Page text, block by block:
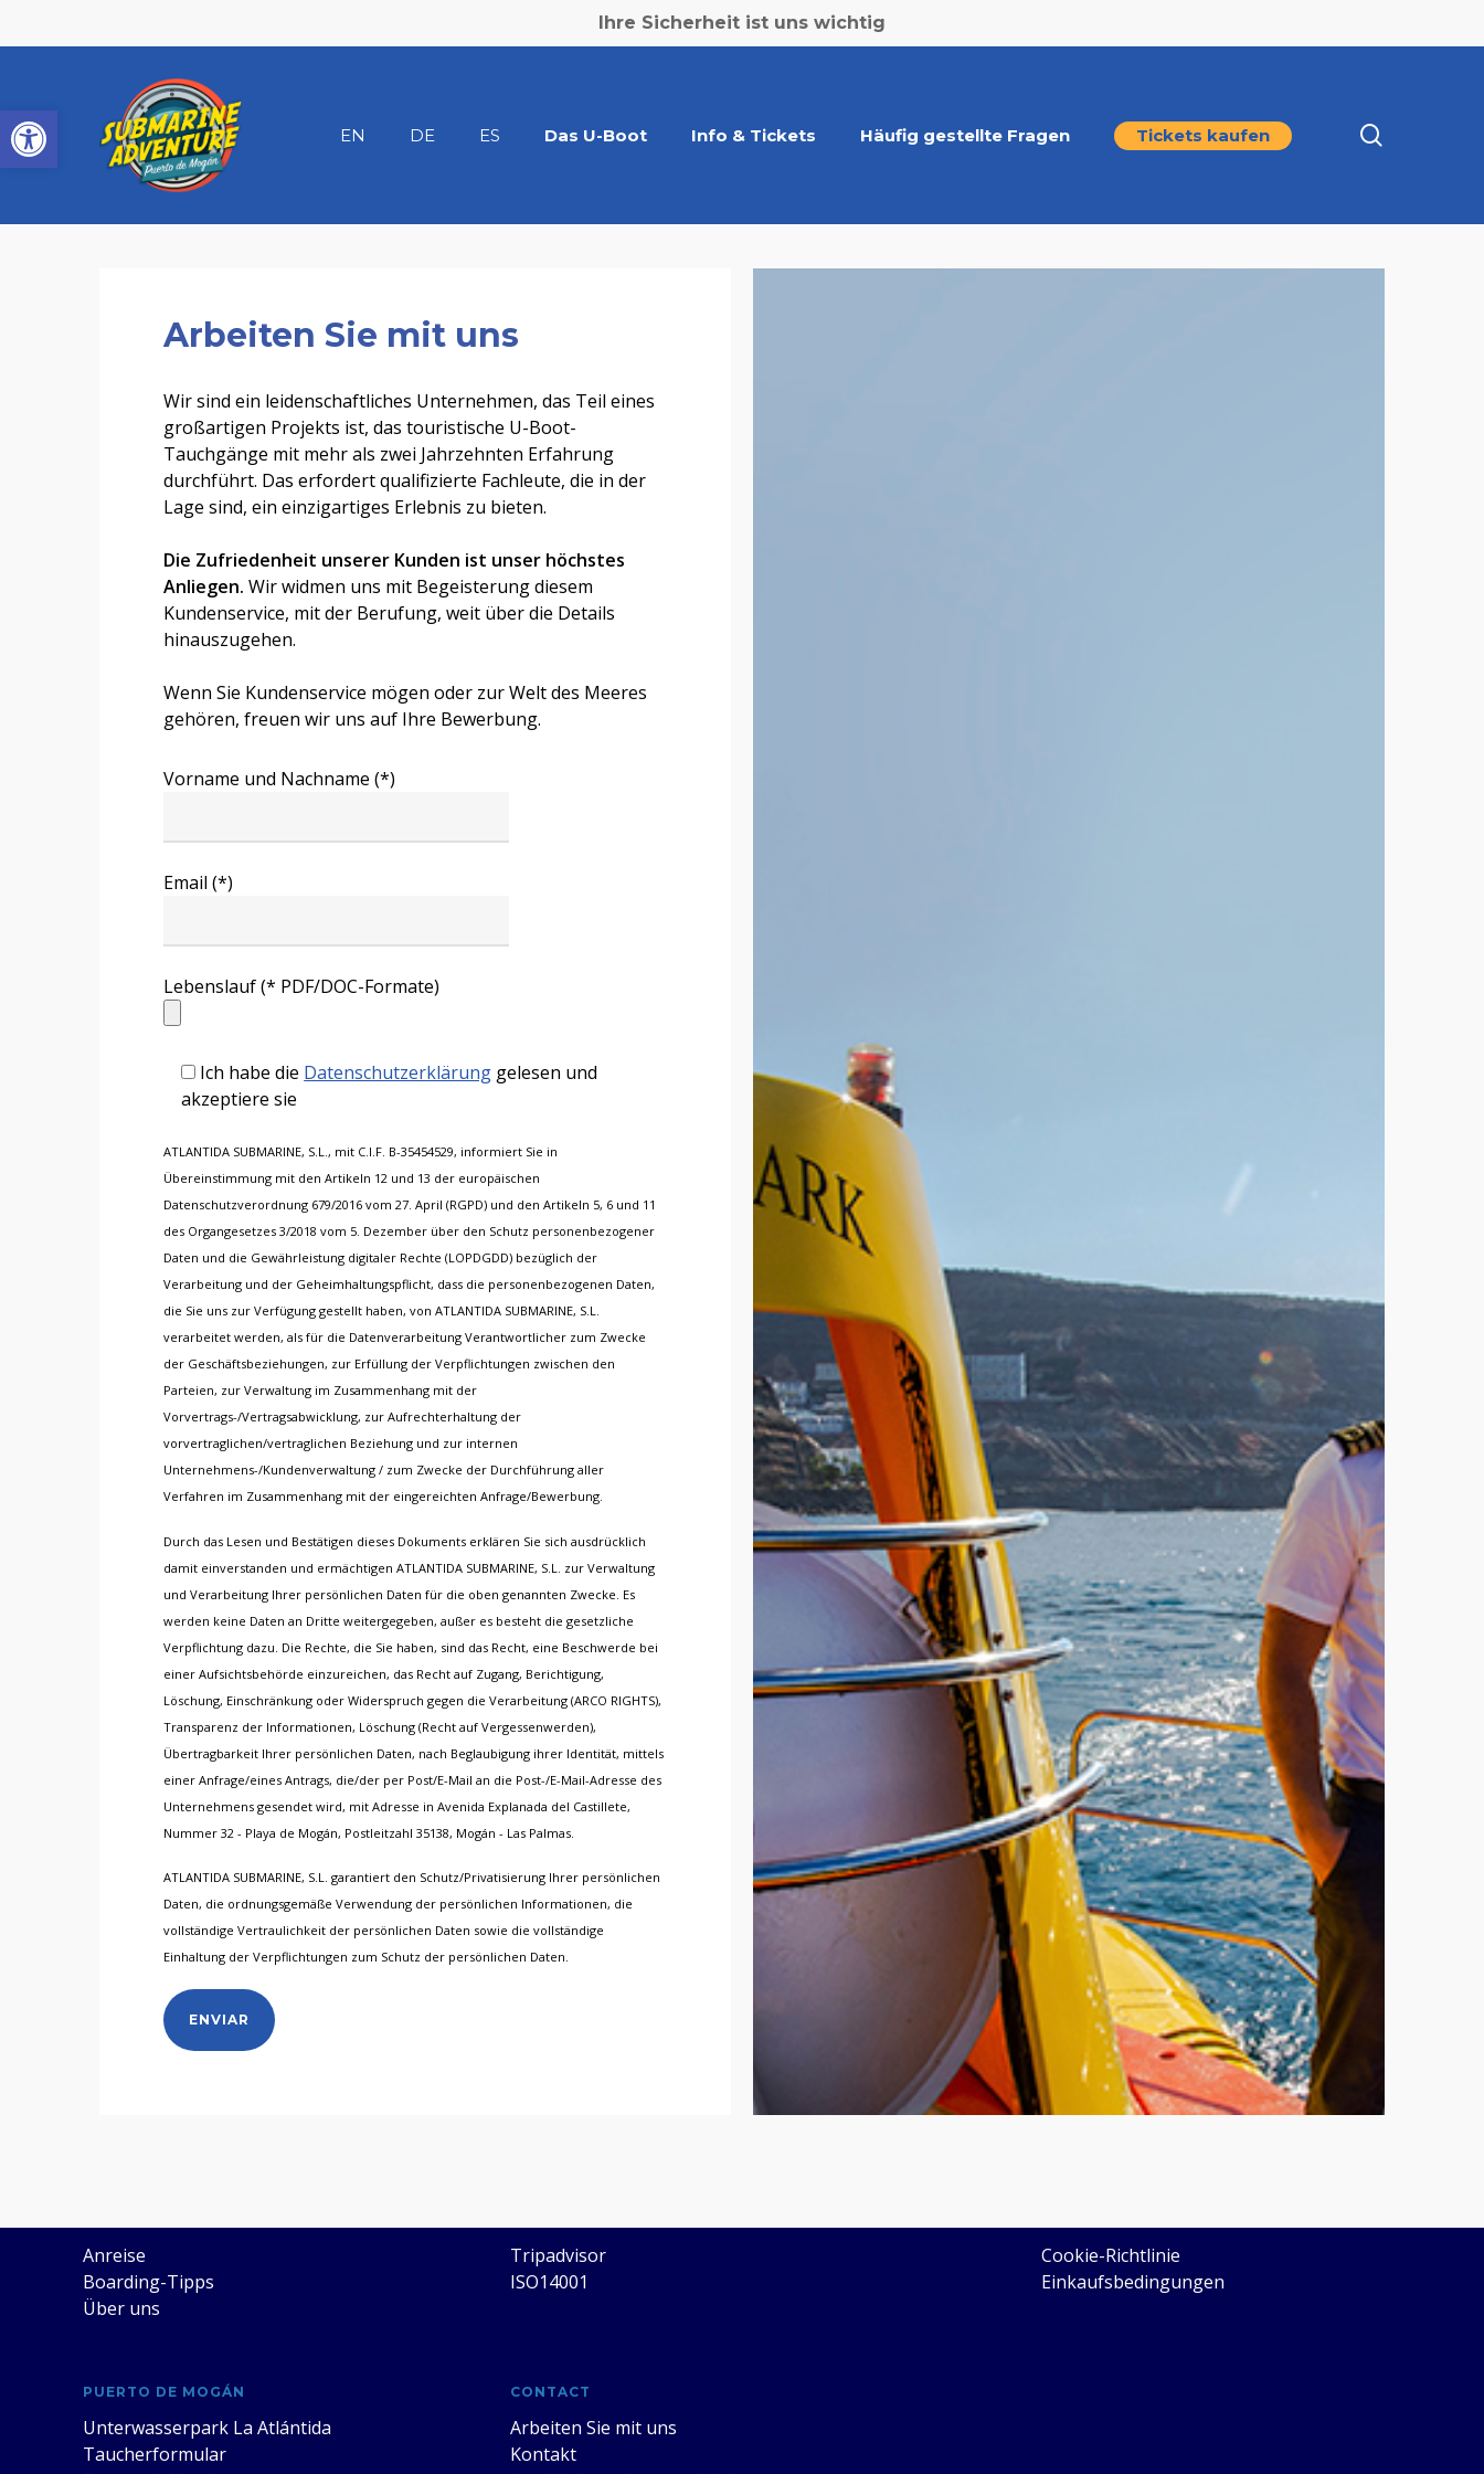
Werkzeugleiste öffnen
Ihre Sicherheit ist uns wichtig
Presiona enter para buscar o ESC para cerrar
EN DE ES Das U-Boot Info & Tickets Häufig gestellte Fragen Tickets kaufen
Arbeiten Sie mit uns
Wir sind ein leidenschaftliches Unternehmen, das Teil eines
großartigen Projekts ist, das touristische U-Boot-
Tauchgänge mit mehr als zwei Jahrzehnten Erfahrung
durchführt. Das erfordert qualifizierte Fachleute, die in der
Lage sind, ein einzigartiges Erlebnis zu bieten.
Die Zufriedenheit unserer Kunden ist unser höchstes
Anliegen. Wir widmen uns mit Begeisterung diesem
Kundenservice, mit der Berufung, weit über die Details
hinauszugehen.
Wenn Sie Kundenservice mögen oder zur Welt des Meeres
gehören, freuen wir uns auf Ihre Bewerbung.
Vorname und Nachname (*)
Email (*)
Lebenslauf (* PDF/DOC-Formate)
Ich habe die Datenschutzerklärung gelesen und
akzeptiere sie
ATLANTIDA SUBMARINE, S.L., mit C.I.F. B-35454529, informiert Sie in
Übereinstimmung mit den Artikeln 12 und 13 der europäischen
Datenschutzverordnung 679/2016 vom 27. April (RGPD) und den Artikeln 5, 6 und 11
des Organgesetzes 3/2018 vom 5. Dezember über den Schutz personenbezogener
Daten und die Gewährleistung digitaler Rechte (LOPDGDD) bezüglich der
Verarbeitung und der Geheimhaltungspflicht, dass die personenbezogenen Daten,
die Sie uns zur Verfügung gestellt haben, von ATLANTIDA SUBMARINE, S.L.
verarbeitet werden, als für die Datenverarbeitung Verantwortlicher zum Zwecke
der Geschäftsbeziehungen, zur Erfüllung der Verpflichtungen zwischen den
Parteien, zur Verwaltung im Zusammenhang mit der
Vorvertrags-/Vertragsabwicklung, zur Aufrechterhaltung der
vorvertraglichen/vertraglichen Beziehung und zur internen
Unternehmens-/Kundenverwaltung / zum Zwecke der Durchführung aller
Verfahren im Zusammenhang mit der eingereichten Anfrage/Bewerbung.
Durch das Lesen und Bestätigen dieses Dokuments erklären Sie sich ausdrücklich
damit einverstanden und ermächtigen ATLANTIDA SUBMARINE, S.L. zur Verwaltung
und Verarbeitung Ihrer persönlichen Daten für die oben genannten Zwecke. Es
werden keine Daten an Dritte weitergegeben, außer es besteht die gesetzliche
Verpflichtung dazu. Die Rechte, die Sie haben, sind das Recht, eine Beschwerde bei
einer Aufsichtsbehörde einzureichen, das Recht auf Zugang, Berichtigung,
Löschung, Einschränkung oder Widerspruch gegen die Verarbeitung (ARCO RIGHTS),
Transparenz der Informationen, Löschung (Recht auf Vergessenwerden),
Übertragbarkeit Ihrer persönlichen Daten, nach Beglaubigung ihrer Identität, mittels
einer Anfrage/eines Antrags, die/der per Post/E-Mail an die Post-/E-Mail-Adresse des
Unternehmens gesendet wird, mit Adresse in Avenida Explanada del Castillete,
Nummer 32 - Playa de Mogán, Postleitzahl 35138, Mogán - Las Palmas.
ATLANTIDA SUBMARINE, S.L. garantiert den Schutz/Privatisierung Ihrer persönlichen
Daten, die ordnungsgemäße Verwendung der persönlichen Informationen, die
vollständige Vertraulichkeit der persönlichen Daten sowie die vollständige
Einhaltung der Verpflichtungen zum Schutz der persönlichen Daten.
Anreise
Boarding-Tipps
Über uns
Tripadvisor
ISO14001
Cookie-Richtlinie
Einkaufsbedingungen
PUERTO DE MOGÁN
Unterwasserpark La Atlántida
Taucherformular
CONTACT
Arbeiten Sie mit uns
Kontakt